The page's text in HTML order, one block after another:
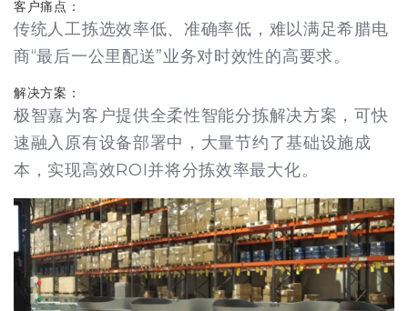
客户痛点：
传统人工拣选效率低、准确率低，难以满足希腊电
商“最后一公里配送”业务对时效性的高要求。
解决方案：
极智嘉为客户提供全柔性智能分拣解决方案，可快
速融入原有设备部署中，大量节约了基础设施成
本，实现高效ROI并将分拣效率最大化。